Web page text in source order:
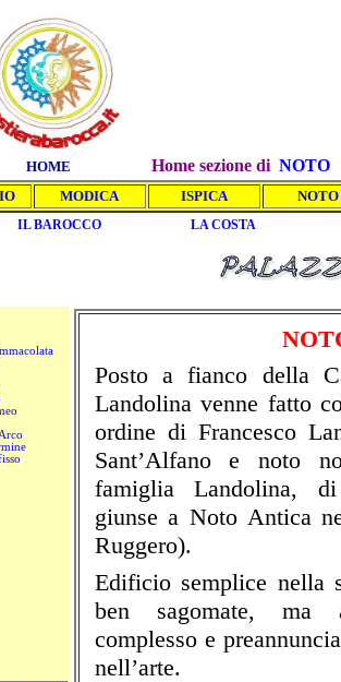
HOME Home sezione di NOTO
MODICA ISPICA NOTO
IL BAROCCO LA COSTA
Posto a fianco della
Landolina venne fatto
ordine di Francesco
Sant’Alfano e noto
famiglia Landolina,
giunse a Noto Antica
Ruggero).
Edificio semplice nella
ben sagomate, ma
complesso e
nell’arte.